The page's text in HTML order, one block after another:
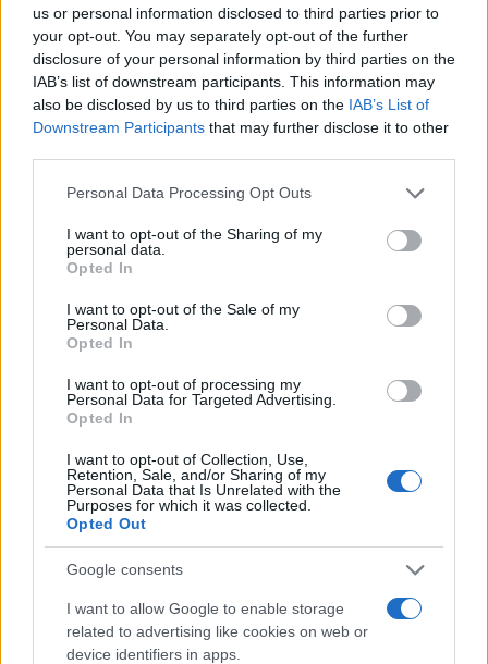
us or personal information disclosed to third parties prior to
your opt-out. You may separately opt-out of the further
disclosure of your personal information by third parties on the
IAB’s list of downstream participants. This information may
also be disclosed by us to third parties on the IAB’s List of
Downstream Participants that may further disclose it to other
Please note that this website/app uses one or more Google
not limited to your visit or usage behaviour. You may click to
grant or deny consent to Google and its third-party tags to
use your data for below specified purposes in below Google
consent section.
Personal Data Processing Opt Outs
I want to opt-out of the Sharing of my
personal data.
Opted In
I want to opt-out of the Sale of my
Personal Data.
Opted In
I want to opt-out of processing my
Personal Data for Targeted Advertising.
Opted In
I want to opt-out of Collection, Use,
Retention, Sale, and/or Sharing of my
Personal Data that Is Unrelated with the
Purposes for which it was collected.
Opted Out
Google consents
I want to allow Google to enable storage
related to advertising like cookies on web or
device identifiers in apps.
Cómo la transición a vehículos eléctricos
está transformando la industria
automotriz europea
La industria automotriz europea enfrenta una transformación
Compra tu coche de segunda mano en
Heycar
¿Estás pensando en renovar tu coche? Apostar por…
AUTOMOVIL